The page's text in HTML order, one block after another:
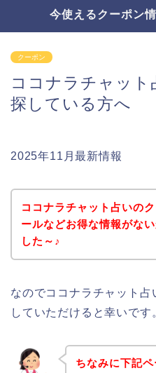
今使えるクーポン
クーポン
ココナラチャット
探している方へ
2025年11月最新情報
ココナラチャット占いの
ールなどお得な情報がな
した～♪
なのでココナラチャット占
していただけると幸いです
ちなみに下記